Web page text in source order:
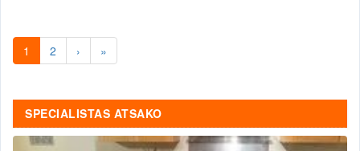
1 2 › »
SPECIALISTAS ATSAKO